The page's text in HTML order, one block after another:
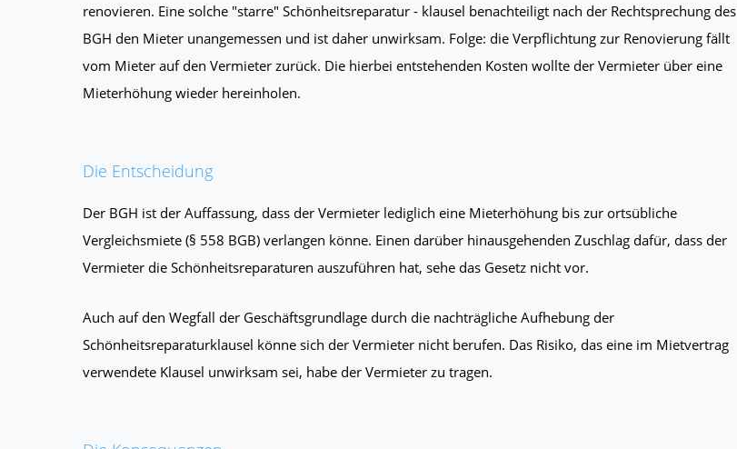
renovieren. Eine solche "starre" Schönheitsreparatur - klausel benachteiligt nach der Rechtsprechung des
BGH den Mieter unangemessen und ist daher unwirksam. Folge: die Verpflichtung zur Renovierung fällt
vom Mieter auf den Vermieter zurück. Die hierbei entstehenden Kosten wollte der Vermieter über eine
Mieterhöhung wieder hereinholen.
Die Entscheidung
Der BGH ist der Auffassung, dass der Vermieter lediglich eine Mieterhöhung bis zur ortsübliche
Vergleichsmiete (§ 558 BGB) verlangen könne. Einen darüber hinausgehenden Zuschlag dafür, dass der
Vermieter die Schönheitsreparaturen auszuführen hat, sehe das Gesetz nicht vor.
Auch auf den Wegfall der Geschäftsgrundlage durch die nachträgliche Aufhebung der
Schönheitsreparaturklausel könne sich der Vermieter nicht berufen. Das Risiko, das eine im Mietvertrag
verwendete Klausel unwirksam sei, habe der Vermieter zu tragen.